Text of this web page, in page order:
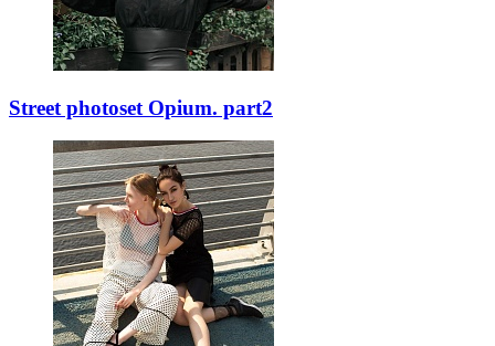
Street photoset Opium. part2